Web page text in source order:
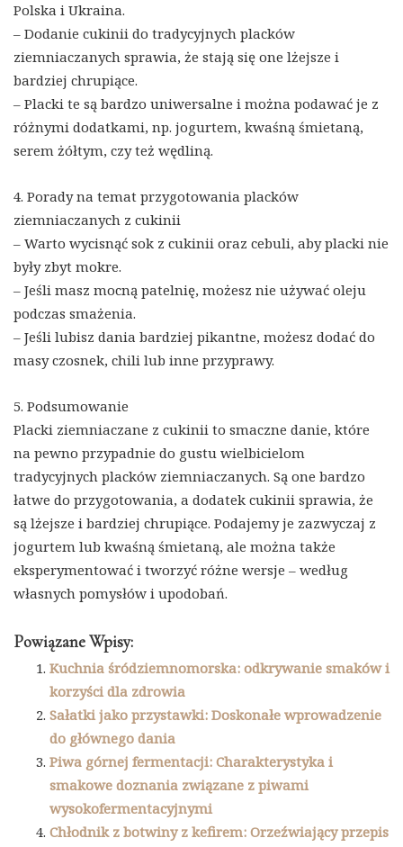
Polska i Ukraina.
– Dodanie cukinii do tradycyjnych placków
ziemniaczanych sprawia, że stają się one lżejsze i
bardziej chrupiące.
– Placki te są bardzo uniwersalne i można podawać je z
różnymi dodatkami, np. jogurtem, kwaśną śmietaną,
serem żółtym, czy też wędliną.
4. Porady na temat przygotowania placków
ziemniaczanych z cukinii
– Warto wycisnąć sok z cukinii oraz cebuli, aby placki nie
były zbyt mokre.
– Jeśli masz mocną patelnię, możesz nie używać oleju
podczas smażenia.
– Jeśli lubisz dania bardziej pikantne, możesz dodać do
masy czosnek, chili lub inne przyprawy.
5. Podsumowanie
Placki ziemniaczane z cukinii to smaczne danie, które
na pewno przypadnie do gustu wielbicielom
tradycyjnych placków ziemniaczanych. Są one bardzo
łatwe do przygotowania, a dodatek cukinii sprawia, że
są lżejsze i bardziej chrupiące. Podajemy je zazwyczaj z
jogurtem lub kwaśną śmietaną, ale można także
eksperymentować i tworzyć różne wersje – według
własnych pomysłów i upodobań.
Powiązane Wpisy:
Kuchnia śródziemnomorska: odkrywanie smaków i
korzyści dla zdrowia
Sałatki jako przystawki: Doskonałe wprowadzenie
do głównego dania
Piwa górnej fermentacji: Charakterystyka i
smakowe doznania związane z piwami
wysokofermentacyjnymi
Chłodnik z botwiny z kefirem: Orzeźwiający przepis